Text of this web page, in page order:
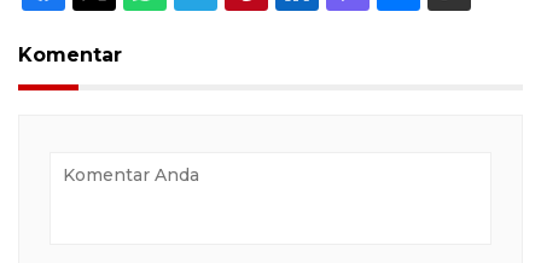
Komentar